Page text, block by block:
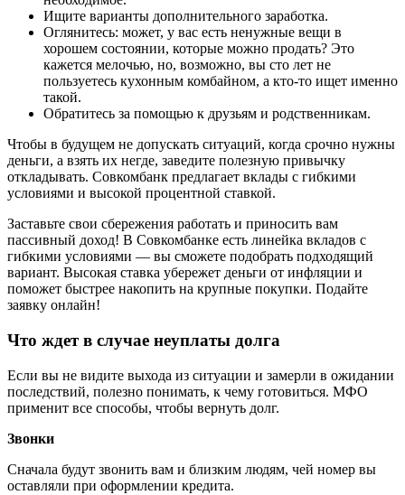
Ищите варианты дополнительного заработка.
Оглянитесь: может, у вас есть ненужные вещи в
хорошем состоянии, которые можно продать? Это
кажется мелочью, но, возможно, вы сто лет не
пользуетесь кухонным комбайном, а кто-то ищет именно
такой.
Обратитесь за помощью к друзьям и родственникам.
Чтобы в будущем не допускать ситуаций, когда срочно нужны
деньги, а взять их негде, заведите полезную привычку
откладывать. Совкомбанк предлагает вклады с гибкими
условиями и высокой процентной ставкой.
Заставьте свои сбережения работать и приносить вам
пассивный доход! В Совкомбанке есть линейка вкладов с
гибкими условиями — вы сможете подобрать подходящий
вариант. Высокая ставка убережет деньги от инфляции и
поможет быстрее накопить на крупные покупки. Подайте
заявку онлайн!
Что ждет в случае неуплаты долга
Если вы не видите выхода из ситуации и замерли в ожидании
последствий, полезно понимать, к чему готовиться. МФО
применит все способы, чтобы вернуть долг.
Звонки
Сначала будут звонить вам и близким людям, чей номер вы
оставляли при оформлении кредита.